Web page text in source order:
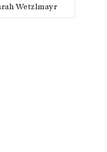
Wetzlmayr